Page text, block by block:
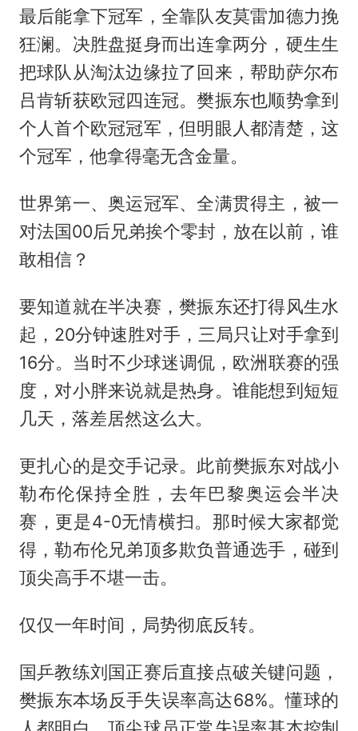
最后能拿下冠军，全靠队友莫雷加德力挽
狂澜。决胜盘挺身而出连拿两分，硬生生
把球队从淘汰边缘拉了回来，帮助萨尔布
吕肯斩获欧冠四连冠。樊振东也顺势拿到
个人首个欧冠冠军，但明眼人都清楚，这
个冠军，他拿得毫无含金量。
世界第一、奥运冠军、全满贯得主，被一
对法国00后兄弟挨个零封，放在以前，谁
敢相信？
要知道就在半决赛，樊振东还打得风生水
起，20分钟速胜对手，三局只让对手拿到
16分。当时不少球迷调侃，欧洲联赛的强
度，对小胖来说就是热身。谁能想到短短
几天，落差居然这么大。
更扎心的是交手记录。此前樊振东对战小
勒布伦保持全胜，去年巴黎奥运会半决
赛，更是4-0无情横扫。那时候大家都觉
得，勒布伦兄弟顶多欺负普通选手，碰到
顶尖高手不堪一击。
仅仅一年时间，局势彻底反转。
国乒教练刘国正赛后直接点破关键问题，
樊振东本场反手失误率高达68%。懂球的